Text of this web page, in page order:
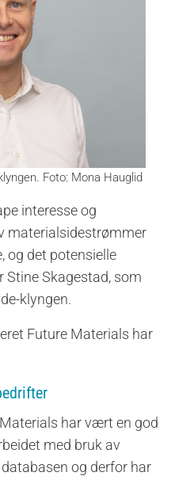
Foto: Mona Hauglid
interesse og
materialsidestrømmer
og det potensielle
Stine Skagestad, som
klyngen.
Future Materials har
har vært en god
med bruk av
og derfor har